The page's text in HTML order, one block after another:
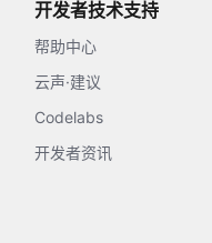
开发者技术支持
帮助中心
云声·建议
Codelabs
开发者资讯